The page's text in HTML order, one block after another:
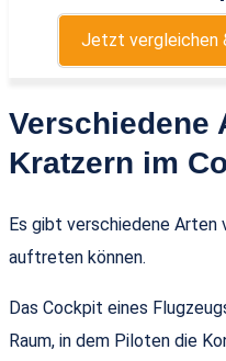
Jetzt vergleichen
Verschiedene
Kratzern im
Es gibt verschiedene Arten
auftreten können.
Das Cockpit eines
Raum, in dem Piloten die